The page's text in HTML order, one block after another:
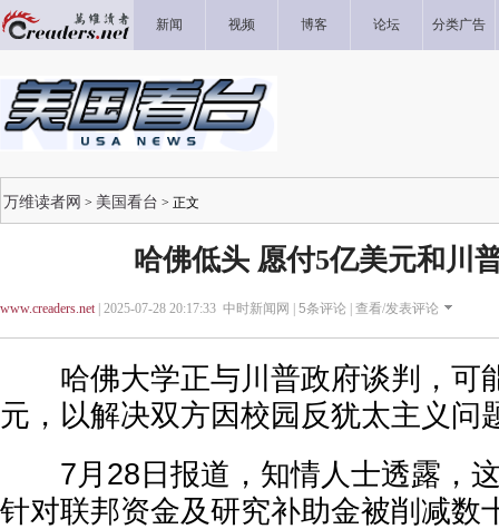
新闻 视频 博客 论坛 分类广告
万维读者网 > 美国看台 > 正文
哈佛低头 愿付5亿美元和川
www.creaders.net| 2025-07-28 20:17:33 中时新闻网 | 5条评论 | 查看/发表评论
哈佛大学正与川普政府谈判，可
元，以解决双方因校园反犹太主义问
7月28日报道，知情人士透露，这
针对联邦资金及研究补助金被削减数